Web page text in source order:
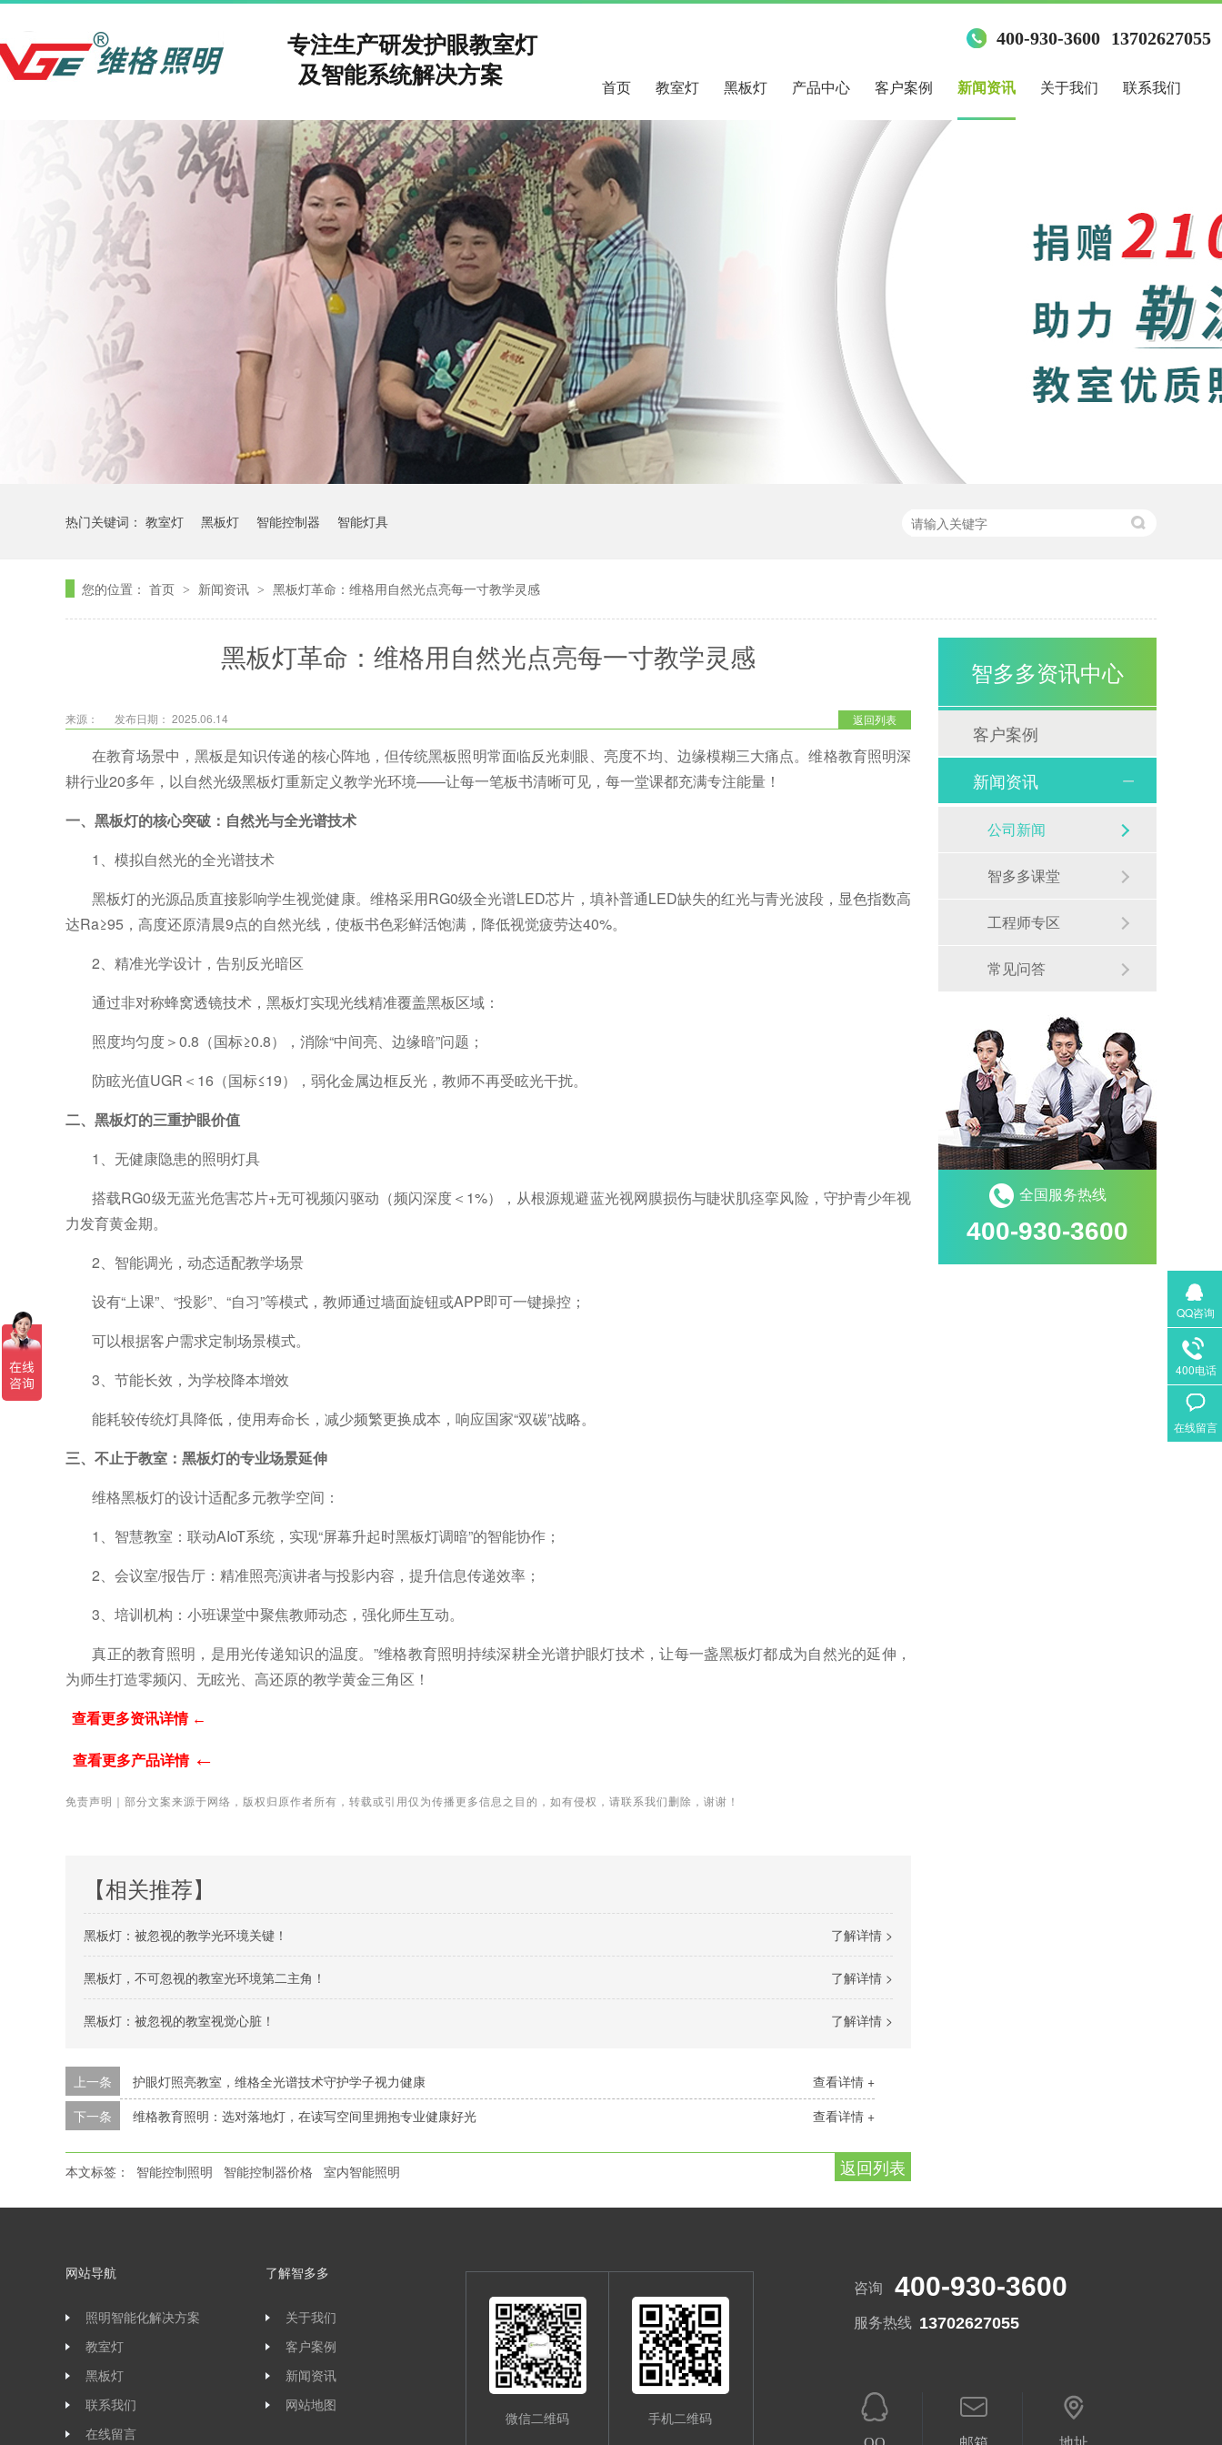
专注生产研发护眼教室灯
及智能系统解决方案
400-930-3600 13702627055
首页 教室灯 黑板灯 产品中心 客户案例 新闻资讯 关于我们 联系我们
热门关键词： 教室灯 黑板灯 智能控制器 智能灯具
您的位置： 首页 > 新闻资讯 > 黑板灯革命：维格用自然光点亮每一寸教学灵感
黑板灯革命：维格用自然光点亮每一寸教学灵感
返回列表
来源： 发布日期： 2025.06.14
在教育场景中，黑板是知识传递的核心阵地，但传统黑板照明常面临反光刺眼、亮度不均、边缘模糊三大痛点。维格教育照明深
耕行业20多年，以自然光级黑板灯重新定义教学光环境——让每一笔板书清晰可见，每一堂课都充满专注能量！
一、黑板灯的核心突破：自然光与全光谱技术
1、模拟自然光的全光谱技术
黑板灯的光源品质直接影响学生视觉健康。维格采用RG0级全光谱LED芯片，填补普通LED缺失的红光与青光波段，显色指数高
达Ra≥95，高度还原清晨9点的自然光线，使板书色彩鲜活饱满，降低视觉疲劳达40%。
2、精准光学设计，告别反光暗区
通过非对称蜂窝透镜技术，黑板灯实现光线精准覆盖黑板区域：
照度均匀度＞0.8（国标≥0.8），消除“中间亮、边缘暗”问题；
防眩光值UGR＜16（国标≤19），弱化金属边框反光，教师不再受眩光干扰。
二、黑板灯的三重护眼价值
1、 无健康隐患的照明灯具
搭载RG0级无蓝光危害芯片+无可视频闪驱动（频闪深度＜1%），从根源规避蓝光视网膜损伤与睫状肌痉挛风险，守护青少年视
力发育黄金期。
2、 智能调光，动态适配教学场景
设有“上课”、“投影”、“自习”等模式，教师通过墙面旋钮或APP即可一键操控；
可以根据客户需求定制场景模式。
3、节能长效，为学校降本增效
能耗较传统灯具降低，使用寿命长 ，减少频繁更换成本，响应国家“双碳”战略。
三、不止于教室：黑板灯的专业场景延伸
维格黑板灯的设计适配多元教学空间：
1、 智慧教室：联动AIoT系统，实现“屏幕升起时黑板灯调暗”的智能协作；
2、会议室/报告厅：精准照亮演讲者与投影内容，提升信息传递效率；
3、培训机构：小班课堂中聚焦教师动态，强化师生互动。
真正的教育照明，是用光传递知识的温度。”维格教育照明持续深耕全光谱护眼灯技术，让每一盏黑板灯都成为自然光的延伸，
为师生打造零频闪、无眩光、高还原的教学黄金三角区！
查看更多资讯详情 ←
查看更多产品详情 ←
免责声明｜部分文案来源于网络，版权归原作者所有，转载或引用仅为传播更多信息之目的，如有侵权，请联系我们删除，谢谢！
【相关推荐】
了解详情 >
黑板灯：被忽视的教学光环境关键！
了解详情 >
黑板灯，不可忽视的教室光环境第二主角！
了解详情 >
黑板灯：被忽视的教室视觉心脏！
查看详情 +
上一条
护眼灯照亮教室，维格全光谱技术守护学子视力健康
查看详情 +
下一条 维格教育照明：选对落地灯，在读写空间里拥抱专业健康好光
返回列表
本文标签： 智能控制照明 智能控制器价格 室内智能照明
智多多资讯中心
客户案例
新闻资讯
公司新闻
智多多课堂
工程师专区
常见问答
全国服务热线
400-930-3600
咨询 400-930-3600
服务热线 13702627055
网站导航
照明智能化解决方案
教室灯
黑板灯
联系我们
在线留言
了解智多多
关于我们
客户案例
新闻资讯
网站地图
微信二维码
手机二维码
QQ咨询
400电话
在线留言